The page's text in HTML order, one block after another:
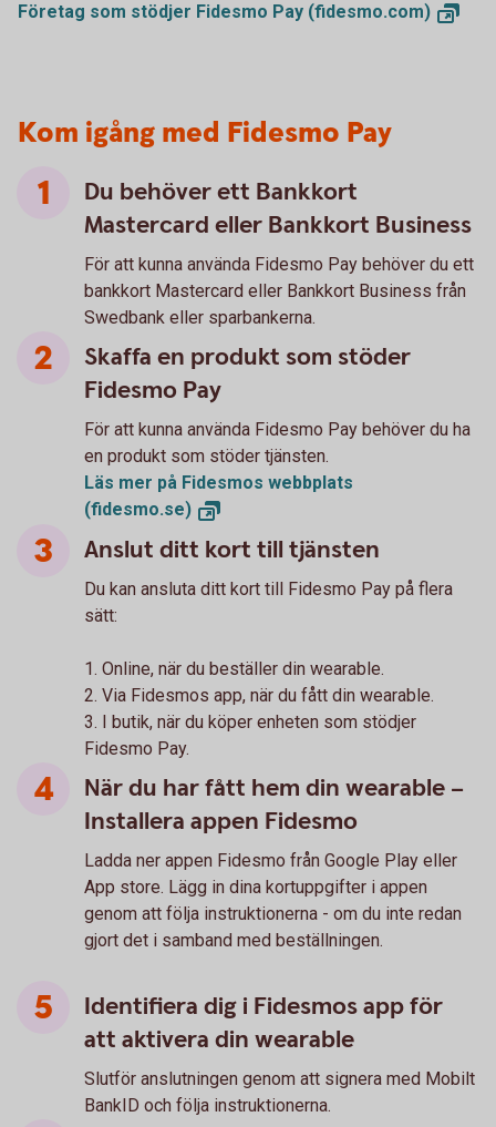
Företag som stödjer Fidesmo Pay (fidesmo.com)
Kom igång med Fidesmo Pay
Du behöver ett Bankkort
Mastercard eller Bankkort Business
För att kunna använda Fidesmo Pay behöver du ett
bankkort Mastercard eller Bankkort Business från
Swedbank eller sparbankerna.
Skaffa en produkt som stöder
Fidesmo Pay
För att kunna använda Fidesmo Pay behöver du ha
en produkt som stöder tjänsten.
Läs mer på Fidesmos webbplats
(fidesmo.se)
Anslut ditt kort till tjänsten
Du kan ansluta ditt kort till Fidesmo Pay på flera
sätt:
1. Online, när du beställer din wearable.
2. Via Fidesmos app, när du fått din wearable.
3. I butik, när du köper enheten som stödjer
Fidesmo Pay.
När du har fått hem din wearable –
Installera appen Fidesmo
Ladda ner appen Fidesmo från Google Play eller
App store. Lägg in dina kortuppgifter i appen
genom att följa instruktionerna - om du inte redan
gjort det i samband med beställningen.
Identifiera dig i Fidesmos app för
att aktivera din wearable
Slutför anslutningen genom att signera med Mobilt
BankID och följa instruktionerna.